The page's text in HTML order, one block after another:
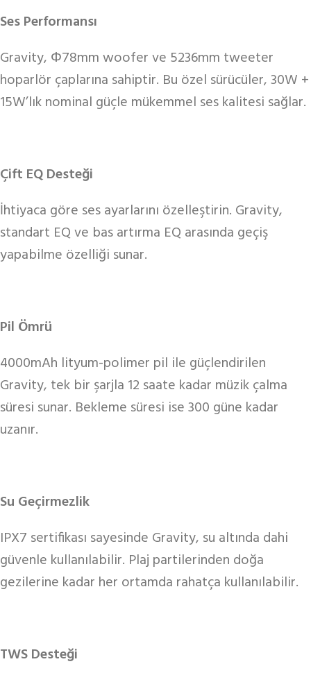
Ses Performansı
Gravity, Φ78mm woofer ve 5236mm tweeter
hoparlör çaplarına sahiptir. Bu özel sürücüler, 30W +
15W’lık nominal güçle mükemmel ses kalitesi sağlar.
Çift EQ Desteği
İhtiyaca göre ses ayarlarını özelleştirin. Gravity,
standart EQ ve bas artırma EQ arasında geçiş
yapabilme özelliği sunar.
Pil Ömrü
4000mAh lityum-polimer pil ile güçlendirilen
Gravity, tek bir şarjla 12 saate kadar müzik çalma
süresi sunar. Bekleme süresi ise 300 güne kadar
uzanır.
Su Geçirmezlik
IPX7 sertifikası sayesinde Gravity, su altında dahi
güvenle kullanılabilir. Plaj partilerinden doğa
gezilerine kadar her ortamda rahatça kullanılabilir.
TWS Desteği